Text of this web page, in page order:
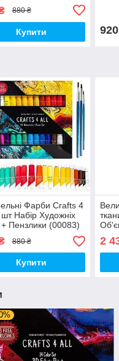
880 ₴
Купити 920
Фарби Crafts 4
Набір Художніх
Пензлики (00083)
880 ₴
Купити
2